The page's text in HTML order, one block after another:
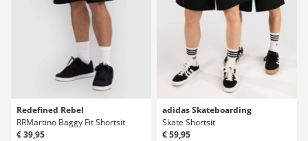
Redefined Rebel
RRMartino Baggy Fit Shortsit
€ 39,95
adidas Skateboarding
Skate Shortsit
€ 59,95